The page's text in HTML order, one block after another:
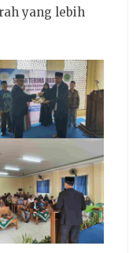
yang lebih